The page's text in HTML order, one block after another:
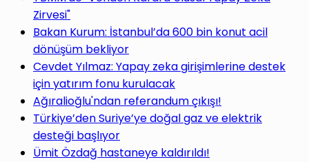
Zirvesi"
Bakan Kurum: İstanbul’da 600 bin konut acil
dönüşüm bekliyor
Cevdet Yılmaz: Yapay zeka girişimlerine destek
için yatırım fonu kurulacak
Ağıralioğlu'ndan referandum çıkışı!
Türkiye’den Suriye’ye doğal gaz ve elektrik
desteği başlıyor
Ümit Özdağ hastaneye kaldırıldı!